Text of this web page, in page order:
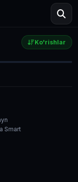
Ko'rishlar
Smart